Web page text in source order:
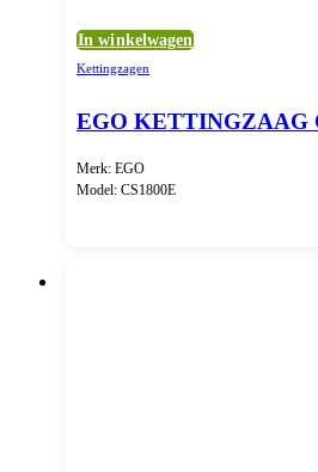
In winkelwagen
Kettingzagen
EGO KETTINGZAAG
Merk: EGO
Model: CS1800E